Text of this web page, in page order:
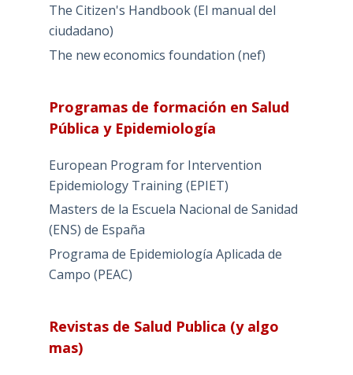
The Citizen's Handbook (El manual del
ciudadano)
The new economics foundation (nef)
Programas de formación en Salud
Pública y Epidemiología
European Program for Intervention
Epidemiology Training (EPIET)
Masters de la Escuela Nacional de Sanidad
(ENS) de España
Programa de Epidemiología Aplicada de
Campo (PEAC)
Revistas de Salud Publica (y algo
mas)